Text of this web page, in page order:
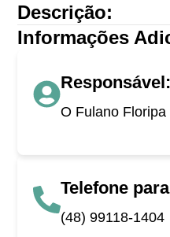
Descrição:
Informações
Responsável:
O Fulano Floripa
Telefone
(48) 99118-1404